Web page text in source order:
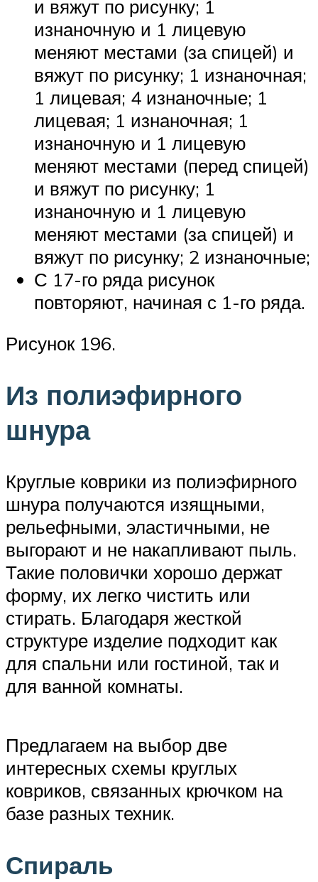
и вяжут по рисунку; 1
изнаночную и 1 лицевую
меняют местами (за спицей) и
вяжут по рисунку; 1 изнаночная;
1 лицевая; 4 изнаночные; 1
лицевая; 1 изнаночная; 1
изнаночную и 1 лицевую
меняют местами (перед спицей)
и вяжут по рисунку; 1
изнаночную и 1 лицевую
меняют местами (за спицей) и
вяжут по рисунку; 2 изнаночные;
С 17-го ряда рисунок
повторяют, начиная с 1-го ряда.
Рисунок 196.
Из полиэфирного
шнура
Круглые коврики из полиэфирного
шнура получаются изящными,
рельефными, эластичными, не
выгорают и не накапливают пыль.
Такие половички хорошо держат
форму, их легко чистить или
стирать. Благодаря жесткой
структуре изделие подходит как
для спальни или гостиной, так и
для ванной комнаты.
Предлагаем на выбор две
интересных схемы круглых
ковриков, связанных крючком на
базе разных техник.
Спираль